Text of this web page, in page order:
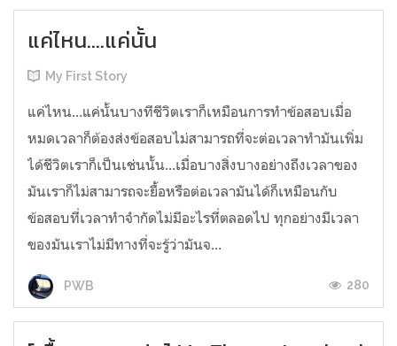
แค่ไหน....แค่นั้น
My First Story
แค่ไหน...แค่นั้นบางทีชีวิตเราก็เหมือนการทำข้อสอบเมื่อ
หมดเวลาก็ต้องส่งข้อสอบไม่สามารถที่จะต่อเวลาทำมันเพิ่ม
ได้ชีวิตเราก็เป็นเช่นนั้น...เมื่อบางสิ่งบางอย่างถึงเวลาของ
มันเราก็ไม่สามารถจะยื้อหรือต่อเวลามันได้ก็เหมือนกับ
ข้อสอบที่เวลาทำจำกัดไม่มีอะไรที่ตลอดไป ทุกอย่างมีเวลา
ของมันเราไม่มีทางที่จะรู้ว่ามันจ...
PWB 280